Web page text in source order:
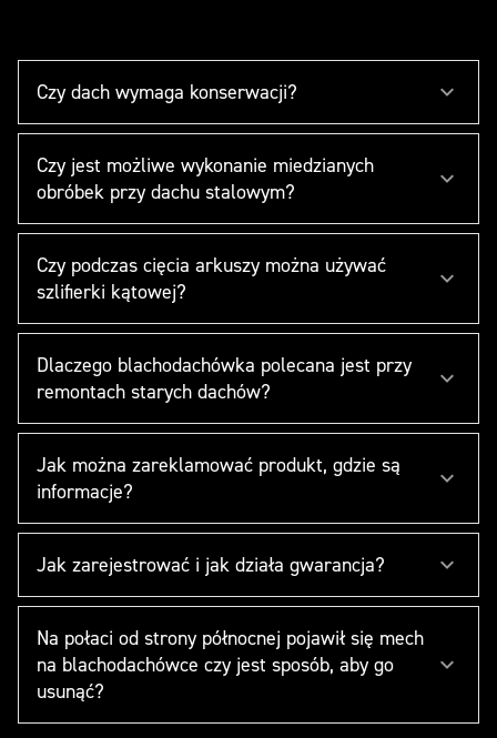
Czy dach wymaga konserwacji?
Czy jest możliwe wykonanie miedzianych
obróbek przy dachu stalowym?
Czy podczas cięcia arkuszy można używać
szlifierki kątowej?
Dlaczego blachodachówka polecana jest przy
remontach starych dachów?
Jak można zareklamować produkt, gdzie są
informacje?
Jak zarejestrować i jak działa gwarancja?
Na połaci od strony północnej pojawił się mech
na blachodachówce czy jest sposób, aby go
usunąć?